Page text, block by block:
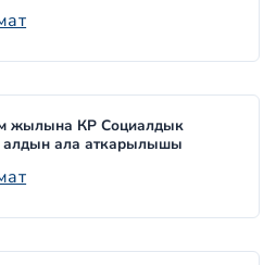
жылына КР Социалдык
ала аткарылышы